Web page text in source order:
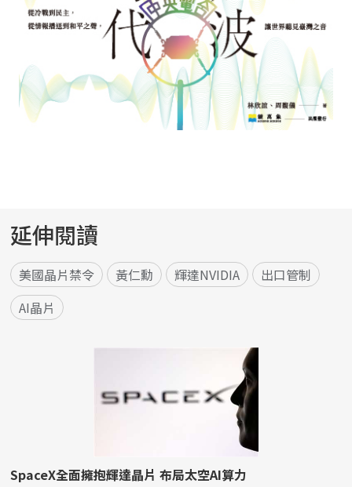
延伸閱讀
美國晶片禁令 黃仁勳 輝達NVIDIA
出口管制
AI晶片
SpaceX全面擁抱輝達晶片 布局太空AI算力